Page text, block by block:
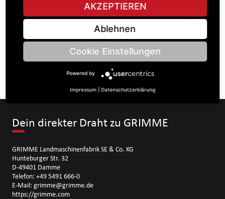
Spezifikationen
BESCHREIBUNG
KETTENRÄdeR EINFACH 5/8“ | Zähnezahl A: 12 | BohrungsØ
B: 25 | Länge C: 28 |
Dein direkter Draht zu GRIMME
GRIMME Landmaschinenfabrik SE & Co. KG
Hunteburger Str. 32
D-49401 Damme
Telefon: +49 5491 666-0
E-Mail: grimme@grimme.de
https://grimme.com
AKZEPTIEREN
Ablehnen
Cookie Einstellungen
Powered by
Impressum Datenschutzerklärung